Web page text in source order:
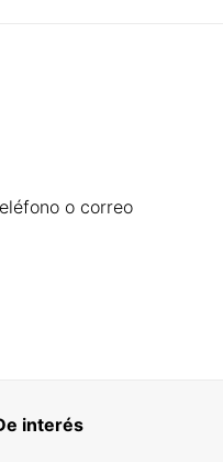
o correo
interés